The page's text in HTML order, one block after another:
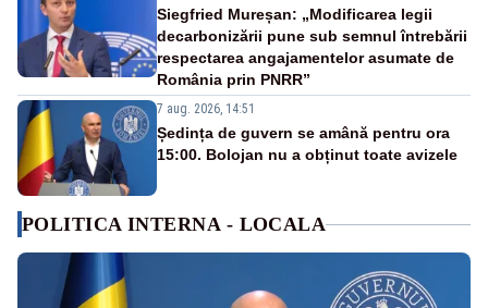
Siegfried Mureșan: „Modificarea legii
decarbonizării pune sub semnul întrebării
respectarea angajamentelor asumate de
România prin PNRR”
7 aug. 2026, 14:51
Ședința de guvern se amână pentru ora
15:00. Bolojan nu a obținut toate avizele
POLITICA INTERNA - LOCALA